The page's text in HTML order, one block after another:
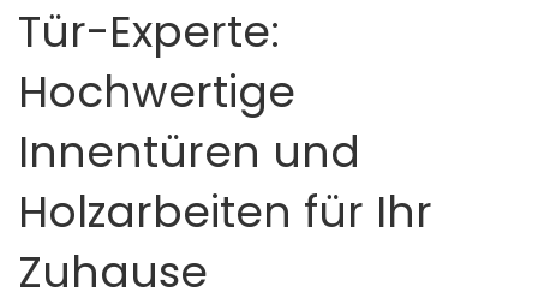
Tür-Experte:
Hochwertige
Innentüren und
Holzarbeiten für Ihr
Zuhause